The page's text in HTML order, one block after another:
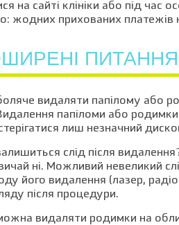
на сайті клініки або під час
жодних прихованих платежів
ПИТАННЯ
видаляти папілому або
папіломи або
лиш незначний
слід після
ні. Можливий невеликий
його видалення (лазер,
після процедури.
видаляти родимки на